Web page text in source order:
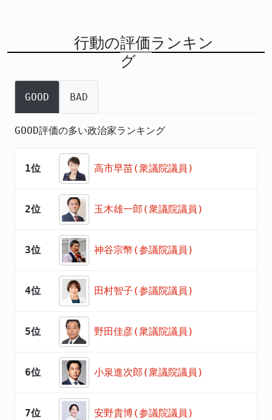
行動の評価ランキン
グ
GOOD BAD
GOOD評価の多い政治家ランキング
1位 高市早苗(衆議院議員)
2位 玉木雄一郎(衆議院議員)
3位 神谷宗幣(参議院議員)
4位 田村智子(参議院議員)
5位 野田佳彦(衆議院議員)
6位 小泉進次郎(衆議院議員)
7位 安野貴博(参議院議員)